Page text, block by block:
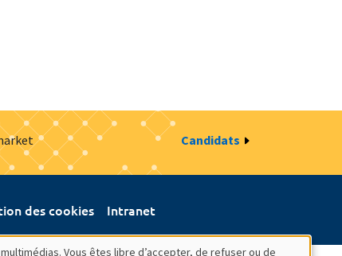
Candidats
des cookies Intranet
Vous êtes libre d’accepter, de refuser ou de